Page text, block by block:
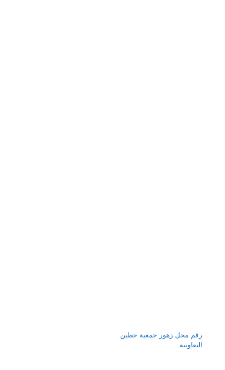
رقم محل زهور جمعية حطين
التعاونية